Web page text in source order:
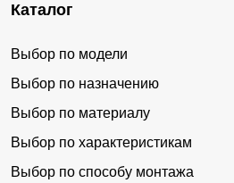
Каталог
Выбор по модели
Выбор по назначению
Выбор по материалу
Выбор по характеристикам
Выбор по способу монтажа